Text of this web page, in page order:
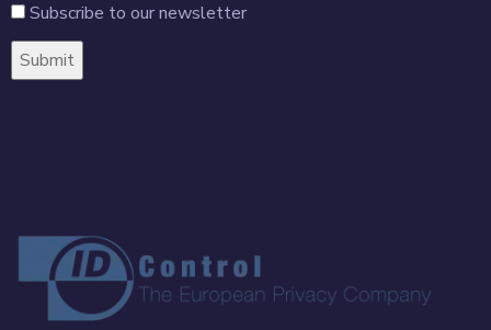
Subscribe to our newsletter